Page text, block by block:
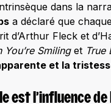
dans la
a déclaré que
d’Arthur Fleck et
You’re Smilinget True
et la
est l’influence